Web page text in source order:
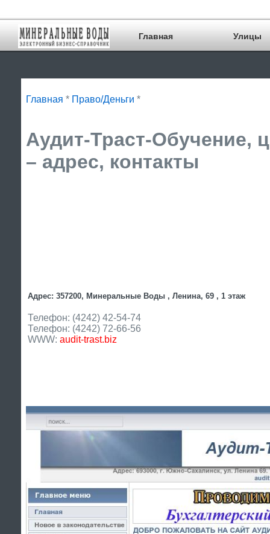
Главная Улицы
Главная * Право/Деньги *
Аудит-Траст-Обучение,
– адрес, контакты
Адрес: 357200, Минеральные Воды , Ленина, 69 , 1 этаж
Телефон: (4242) 42-54-74
Телефон: (4242) 72-66-56
WWW: audit-trast.biz